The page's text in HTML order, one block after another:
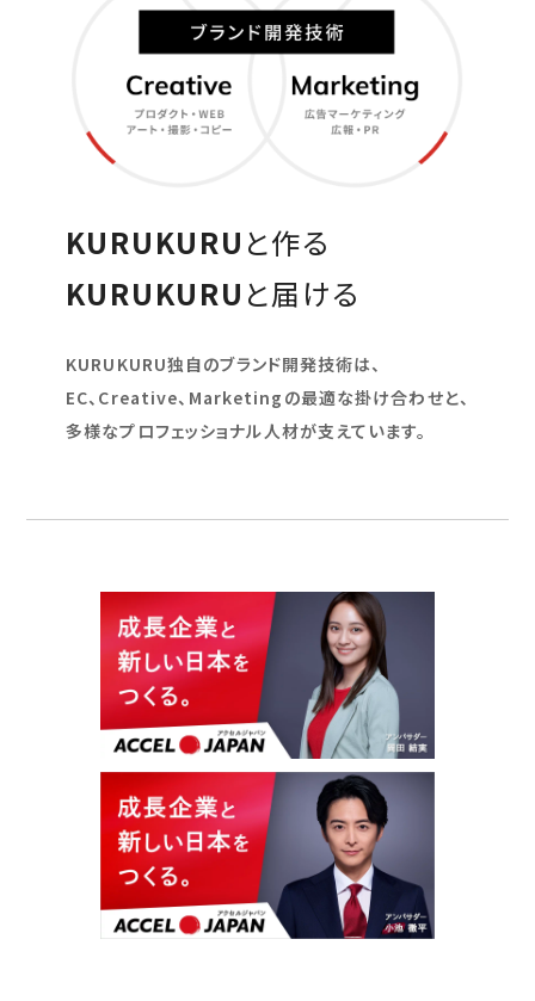
KURUKURU と作る
KURUKURU と届ける
KURUKURU独自のブランド開発技術は、
EC、Creative、Marketingの最適な掛け合わせと、
多様なプロフェッショナル人材が支えています。